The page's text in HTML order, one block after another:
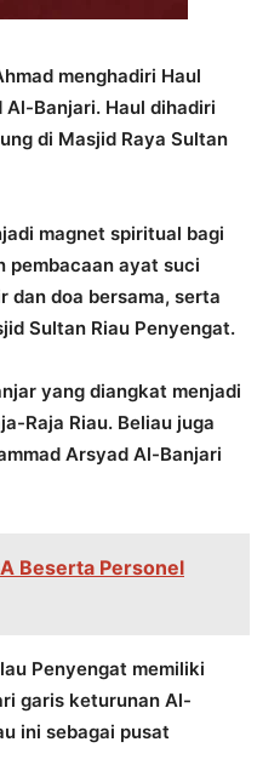
menghadiri Haul
Banjari. Haul dihadiri
di Masjid Raya Sultan
magnet spiritual bagi
pembacaan ayat suci
dan doa bersama, serta
Sultan Riau Penyengat.
yang diangkat menjadi
Raja Riau. Beliau juga
Arsyad Al-Banjari
Beserta Personel
Penyengat memiliki
garis keturunan Al-
ini sebagai pusat